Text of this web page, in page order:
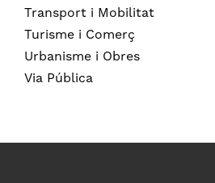
Transport i Mobilitat
Turisme i Comerç
Urbanisme i Obres
Via Pública